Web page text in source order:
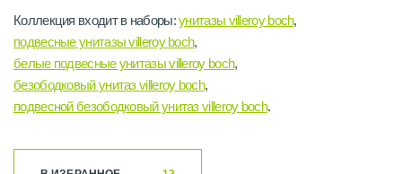
Коллекция входит в наборы:унитазы villeroy boch,
подвесные унитазы villeroy boch,
белые подвесные унитазы villeroy boch,
безободковый унитаз villeroy boch,
подвесной безободковый унитаз villeroy boch.